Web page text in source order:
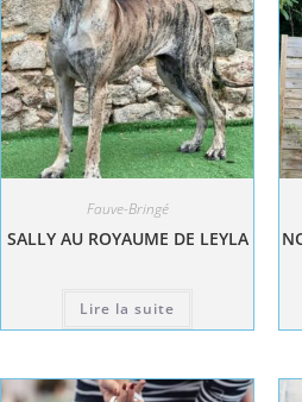
Fauve-Bringé
SALLY AU ROYAUME DE LEYLA
Lire la suite